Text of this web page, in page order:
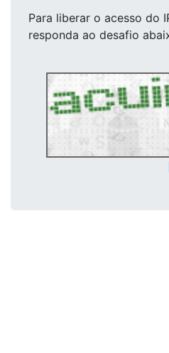
Para liberar o acesso do
responda ao desafio